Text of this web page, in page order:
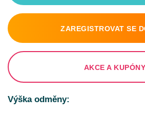
ZAREGISTROVAT SE
AKCE A KUPÓNY
Výška odměny: